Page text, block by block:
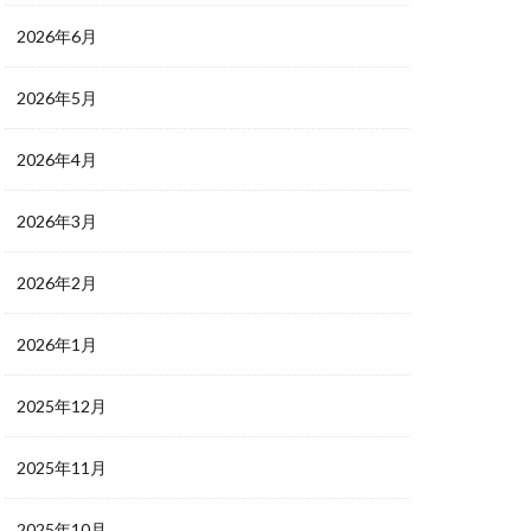
2026年6月
2026年5月
2026年4月
2026年3月
2026年2月
2026年1月
2025年12月
2025年11月